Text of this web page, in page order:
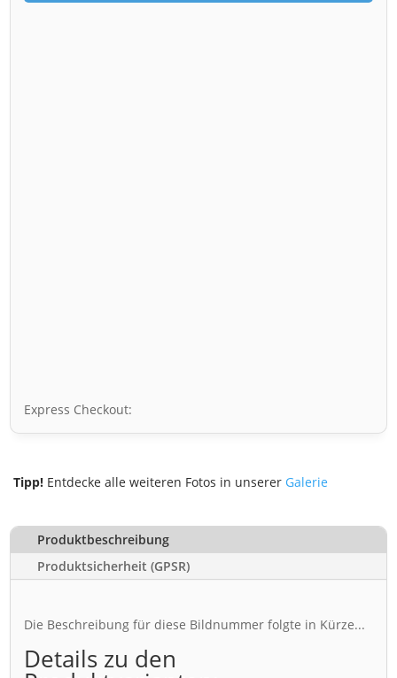
Express Checkout:
Tipp! Entdecke alle weiteren Fotos in unserer Galerie
Produktbeschreibung
Produktsicherheit (GPSR)
Die Beschreibung für diese Bildnummer folgte in Kürze...
Details zu den